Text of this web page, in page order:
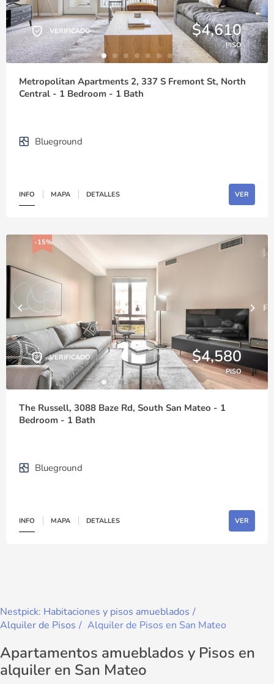
VERIFICADO $4,610
PISO
Metropolitan Apartments 2, 337 S Fremont St, North
Central - 1 Bedroom - 1 Bath
Blueground
INFO MAPA DETALLES VER
-15%
VERIFICADO $4,580
PISO
The Russell, 3088 Baze Rd, South San Mateo - 1
Bedroom - 1 Bath
Blueground
INFO MAPA DETALLES VER
Nestpick: Habitaciones y pisos amueblados
Alquiler de Pisos
Alquiler de Pisos en San Mateo
Apartamentos amueblados y Pisos en
alquiler en San Mateo